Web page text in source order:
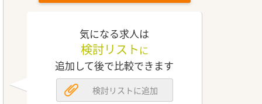
気になる求人は
検討リスト に
追加して後で比較できます
検討リストに追加